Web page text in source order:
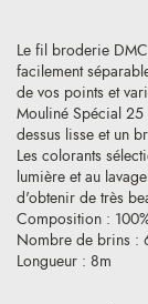
Le fil broderie
facilement
de vos points et
Mouliné Spécial
dessus lisse et un
Les colorants
lumière et au
d'obtenir de très
Composition :
Nombre de brins :
Longueur : 8m